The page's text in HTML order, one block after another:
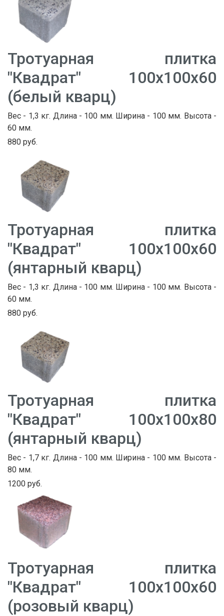
Тротуарная плитка
"Квадрат" 100х100х60
(белый кварц)
Вес - 1,3 кг. Длина - 100 мм. Ширина - 100 мм. Высота -
60 мм.
880 руб.
Тротуарная плитка
"Квадрат" 100х100х60
(янтарный кварц)
Вес - 1,3 кг. Длина - 100 мм. Ширина - 100 мм. Высота -
60 мм.
880 руб.
Тротуарная плитка
"Квадрат" 100х100х80
(янтарный кварц)
Вес - 1,7 кг. Длина - 100 мм. Ширина - 100 мм. Высота -
80 мм.
1200 руб.
Тротуарная плитка
"Квадрат" 100х100х60
(розовый кварц)